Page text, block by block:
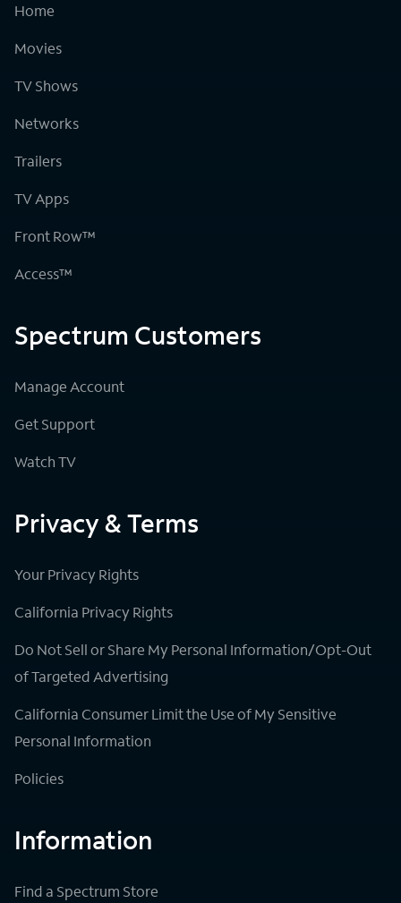
Home
Movies
TV Shows
Networks
Trailers
TV Apps
Front Row™
Access™
Spectrum Customers
Manage Account
Get Support
Watch TV
Privacy & Terms
Your Privacy Rights
California Privacy Rights
Do Not Sell or Share My Personal Information/Opt-Out
of Targeted Advertising
California Consumer Limit the Use of My Sensitive
Personal Information
Policies
Information
Find a Spectrum Store